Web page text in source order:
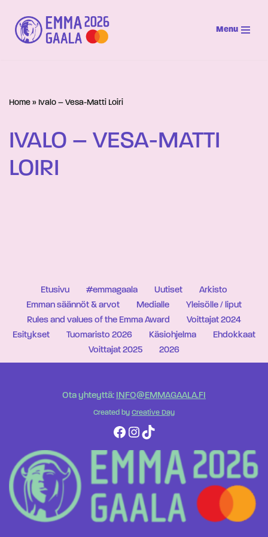
Siirry
suoraan
Menu
Home » Ivalo – Vesa-Matti Loiri
IVALO – VESA-MATTI
LOIRI
Etusivu #emmagaala Uutiset
Arkisto
Emman säännöt & arvot
Medialle
Yleisölle / liput
Rules and values of the Emma Award
Voittajat 2024
Esitykset
Tuomaristo 2026 Käsiohjelma
Ehdokkaat
Voittajat 2025
2026
Ota yhteyttä: INFO@EMMAGAALA.FI
Created by Creative Day